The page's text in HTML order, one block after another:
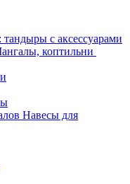
с аксессуарами
коптильни
Навесы для